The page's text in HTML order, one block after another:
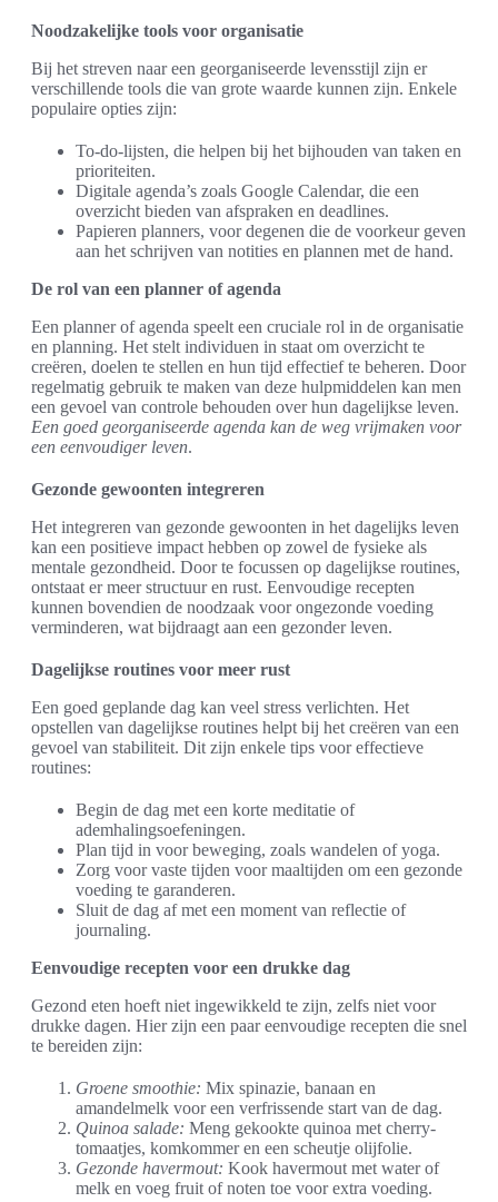
Noodzakelijke tools voor organisatie
Bij het streven naar een georganiseerde levensstijl zijn er
verschillende tools die van grote waarde kunnen zijn. Enkele
populaire opties zijn:
To-do-lijsten, die helpen bij het bijhouden van taken en
prioriteiten.
Digitale agenda’s zoals Google Calendar, die een
overzicht bieden van afspraken en deadlines.
Papieren planners, voor degenen die de voorkeur geven
aan het schrijven van notities en plannen met de hand.
De rol van een planner of agenda
Een planner of agenda speelt een cruciale rol in de organisatie
en planning. Het stelt individuen in staat om overzicht te
creëren, doelen te stellen en hun tijd effectief te beheren. Door
regelmatig gebruik te maken van deze hulpmiddelen kan men
een gevoel van controle behouden over hun dagelijkse leven.
Een goed georganiseerde agenda kan de weg vrijmaken voor
een eenvoudiger leven.
Gezonde gewoonten integreren
Het integreren van gezonde gewoonten in het dagelijks leven
kan een positieve impact hebben op zowel de fysieke als
mentale gezondheid. Door te focussen op dagelijkse routines,
ontstaat er meer structuur en rust. Eenvoudige recepten
kunnen bovendien de noodzaak voor ongezonde voeding
verminderen, wat bijdraagt aan een gezonder leven.
Dagelijkse routines voor meer rust
Een goed geplande dag kan veel stress verlichten. Het
opstellen van dagelijkse routines helpt bij het creëren van een
gevoel van stabiliteit. Dit zijn enkele tips voor effectieve
routines:
Begin de dag met een korte meditatie of
ademhalingsoefeningen.
Plan tijd in voor beweging, zoals wandelen of yoga.
Zorg voor vaste tijden voor maaltijden om een gezonde
voeding te garanderen.
Sluit de dag af met een moment van reflectie of
journaling.
Eenvoudige recepten voor een drukke dag
Gezond eten hoeft niet ingewikkeld te zijn, zelfs niet voor
drukke dagen. Hier zijn een paar eenvoudige recepten die snel
te bereiden zijn:
Groene smoothie: Mix spinazie, banaan en
amandelmelk voor een verfrissende start van de dag.
Quinoa salade: Meng gekookte quinoa met cherry-
tomaatjes, komkommer en een scheutje olijfolie.
Gezonde havermout: Kook havermout met water of
melk en voeg fruit of noten toe voor extra voeding.